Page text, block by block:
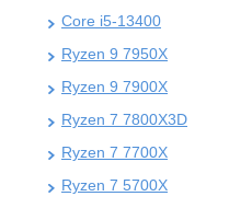
Core i5-13400
Ryzen 9 7950X
Ryzen 9 7900X
Ryzen 7 7800X3D
Ryzen 7 7700X
Ryzen 7 5700X